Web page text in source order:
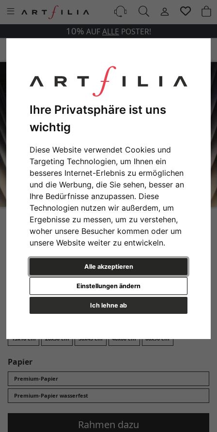
Ihre Privatsphäre ist uns
wichtig
Diese Website verwendet Cookies und
Targeting Technologien, um Ihnen ein
besseres Internet-Erlebnis zu ermöglichen
und die Werbung, die Sie sehen, besser an
Ihre Bedürfnisse anzupassen. Diese
Technologien nutzen wir außerdem, um
Ergebnisse zu messen, um zu verstehen,
woher unsere Besucher kommen oder um
unsere Website weiter zu entwickeln.
Alle akzeptieren
Ich lehne ab
Einstellungen ändern
10% AUFALLE POSTER!
Hollywood
Design
13x18 cm 20x30 cm 30x45 cm 40x60 cm 60x90 cm
Papier
Premium-Papier
Premium-Papier wasserfest
Rahmen dazu